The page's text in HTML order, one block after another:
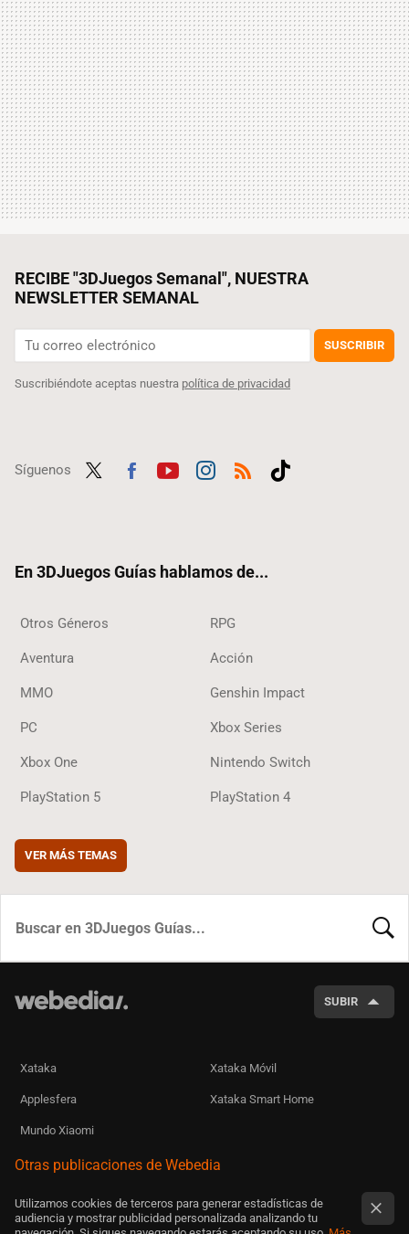
RECIBE "3DJuegos Semanal", NUESTRA
NEWSLETTER SEMANAL
SUSCRIBIR
Suscribiéndote aceptas nuestra política de privacidad
Síguenos
En 3DJuegos Guías hablamos de...
Otros Géneros RPG
Aventura Acción
MMO Genshin Impact
PC Xbox Series
Xbox One Nintendo Switch
PlayStation 5 PlayStation 4
VER MÁS TEMAS
SUBIR
Xataka Xataka Móvil
Applesfera Xataka Smart Home
Mundo Xiaomi
Otras publicaciones de Webedia
Utilizamos cookies de terceros para generar estadísticas de
audiencia y mostrar publicidad personalizada analizando tu